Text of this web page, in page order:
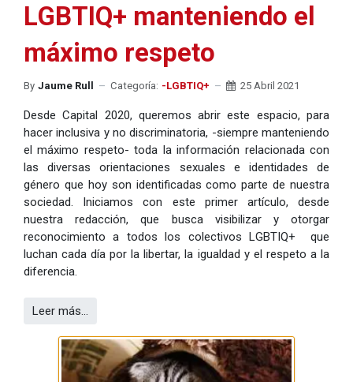
LGBTIQ+ manteniendo el
máximo respeto
By Jaume Rull Categoría: -LGBTIQ+ 25 Abril 2021
Desde Capital 2020, queremos abrir este espacio, para
hacer inclusiva y no discriminatoria, -siempre manteniendo
el máximo respeto- toda la información relacionada con
las diversas orientaciones sexuales e identidades de
género que hoy son identificadas como parte de nuestra
sociedad. Iniciamos con este primer artículo, desde
nuestra redacción, que busca visibilizar y otorgar
reconocimiento a todos los colectivos LGBTIQ+ que
luchan cada día por la libertar, la igualdad y el respeto a la
diferencia.
Leer más…